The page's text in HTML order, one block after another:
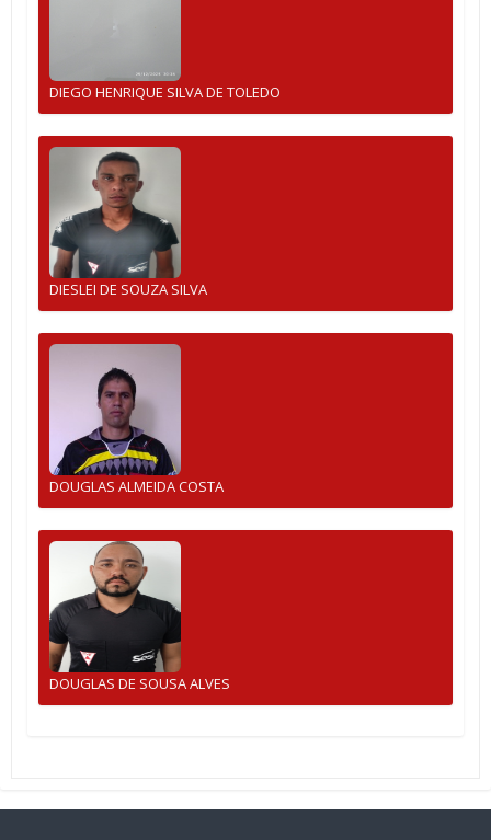
DIEGO HENRIQUE SILVA DE TOLEDO
DIESLEI DE SOUZA SILVA
DOUGLAS ALMEIDA COSTA
DOUGLAS DE SOUSA ALVES